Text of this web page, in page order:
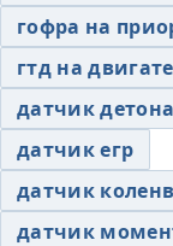
гофра на
гтд на
датчик
датчик егр
датчик
датчик